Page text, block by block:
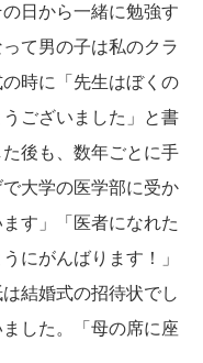
日から一緒に勉強す
て男の子は私のクラ
時に「先生はぼくの
ございました」と書
後も、数年ごとに手
大学の医学部に受か
す」「医者になれた
にがんばります！」
結婚式の招待状でし
した。「母の席に座